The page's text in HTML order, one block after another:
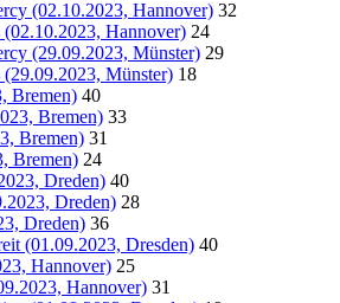
(02.10.2023, Hannover) 32
Hannover) 24
(29.09.2023, Münster) 29
Münster) 18
Bremen) 40
Bremen) 33
Bremen) 31
Bremen) 24
Dreden) 40
Dreden) 28
Dreden) 36
(01.09.2023, Dresden) 40
Hannover) 25
Hannover) 31